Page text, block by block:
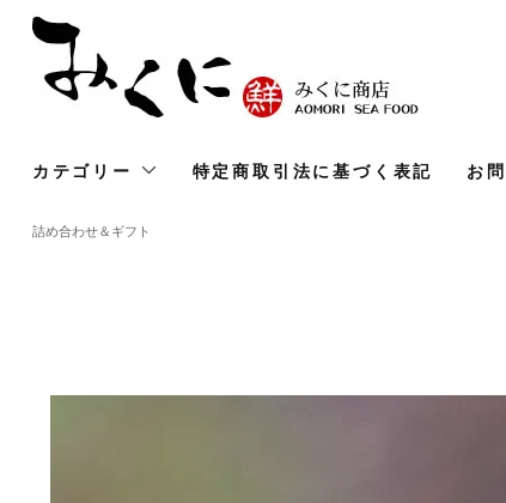
カテゴリー 特定商取引法に基づく表記 お
詰め合わせ＆ギフト